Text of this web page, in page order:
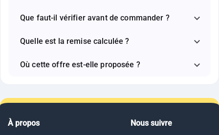
Que faut-il vérifier avant de commander ?
Quelle est la remise calculée ?
Où cette offre est-elle proposée ?
À propos
Nous suivre